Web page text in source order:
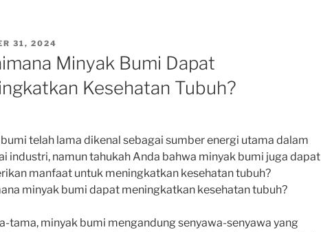
31, 2024
Minyak Bumi Dapat
Kesehatan Tubuh?
telah lama dikenal sebagai sumber energi utama dalam
industri, namun tahukah Anda bahwa minyak bumi juga dapat
manfaat untuk meningkatkan kesehatan tubuh?
minyak bumi dapat meningkatkan kesehatan tubuh?
tama, minyak bumi mengandung senyawa-senyawa yang